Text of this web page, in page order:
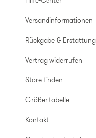
Versandinformationen
Rückgabe & Erstattung
Vertrag widerrufen
Store finden
Größentabelle
Kontakt